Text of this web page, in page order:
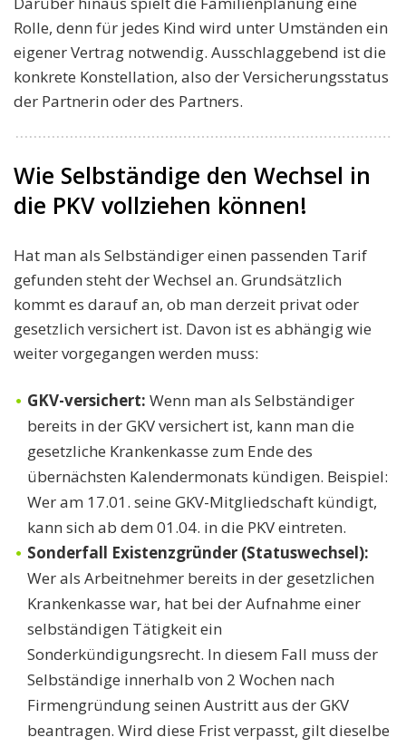
Rolle, denn für jedes Kind wird unter Umständen ein
eigener Vertrag notwendig. Ausschlaggebend ist die
konkrete Konstellation, also der Versicherungsstatus
der Partnerin oder des Partners.
Wie Selbständige den Wechsel in
die PKV vollziehen können!
Hat man als Selbständiger einen passenden Tarif
gefunden steht der Wechsel an. Grundsätzlich
kommt es darauf an, ob man derzeit privat oder
gesetzlich versichert ist. Davon ist es abhängig wie
weiter vorgegangen werden muss:
GKV-versichert: Wenn man als Selbständiger
bereits in der GKV versichert ist, kann man die
gesetzliche Krankenkasse zum Ende des
übernächsten Kalendermonats kündigen. Beispiel:
Wer am 17.01. seine GKV-Mitgliedschaft kündigt,
kann sich ab dem 01.04. in die PKV eintreten.
Sonderfall Existenzgründer (Statuswechsel):
Wer als Arbeitnehmer bereits in der gesetzlichen
Krankenkasse war, hat bei der Aufnahme einer
selbständigen Tätigkeit ein
Sonderkündigungsrecht. In diesem Fall muss der
Selbständige innerhalb von 2 Wochen nach
Firmengründung seinen Austritt aus der GKV
beantragen. Wird diese Frist verpasst, gilt dieselbe